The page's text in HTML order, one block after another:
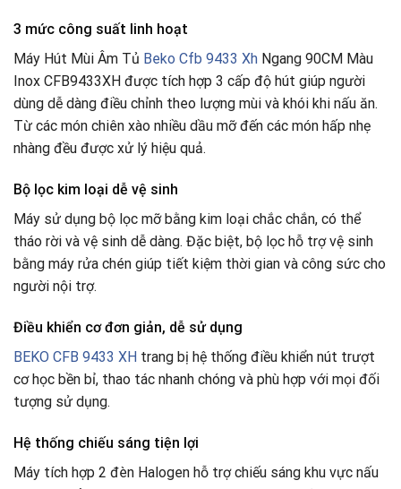
3 mức công suất linh hoạt
Máy Hút Mùi Âm Tủ Beko Cfb 9433 Xh Ngang 90CM Màu
Inox CFB9433XH được tích hợp 3 cấp độ hút giúp người
dùng dễ dàng điều chỉnh theo lượng mùi và khói khi nấu ăn.
Từ các món chiên xào nhiều dầu mỡ đến các món hấp nhẹ
nhàng đều được xử lý hiệu quả.
Bộ lọc kim loại dễ vệ sinh
Máy sử dụng bộ lọc mỡ bằng kim loại chắc chắn, có thể
tháo rời và vệ sinh dễ dàng. Đặc biệt, bộ lọc hỗ trợ vệ sinh
bằng máy rửa chén giúp tiết kiệm thời gian và công sức cho
người nội trợ.
Điều khiển cơ đơn giản, dễ sử dụng
BEKO CFB 9433 XH trang bị hệ thống điều khiển nút trượt
cơ học bền bỉ, thao tác nhanh chóng và phù hợp với mọi đối
tượng sử dụng.
Hệ thống chiếu sáng tiện lợi
Máy tích hợp 2 đèn Halogen hỗ trợ chiếu sáng khu vực nấu